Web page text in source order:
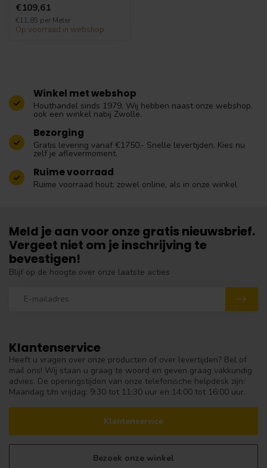
gemodifice...
€109,61
€11,85 per Meter
Op voorraad in webshop
Winkel met webshop
Houthandel sinds 1979. Wij hebben naast onze webshop,
ook een winkel nabij Zwolle.
Bezorging
Gratis levering vanaf €1750,- Snelle levertijden. Kies nu
zelf je aflevermoment.
Ruime voorraad
Ruime voorraad hout: zowel online, als in onze winkel
Klantenservice
Heeft u vragen over onze producten of over levertijden? Bel of
mail ons! Wij staan u graag te woord en geven graag vakkundig
advies. De openingstijden van onze telefonische helpdesk zijn:
Maandag t/m vrijdag: 9:30 tot 11:30 uur en 14:00 tot 16:00 uur.
Klantenservice
Bezoek onze winkel
Meld je aan voor onze gratis nieuwsbrief.
Vergeet niet om je inschrijving te
bevestigen!
Blijf op de hoogte over onze laatste acties